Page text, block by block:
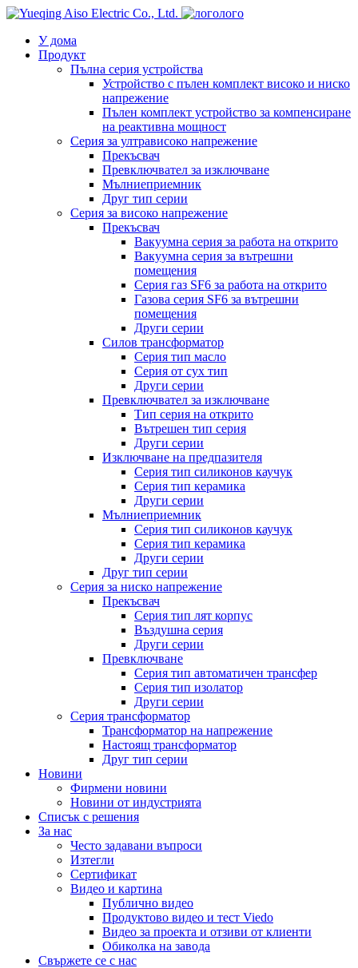
лого
У дома
Продукт
Пълна серия устройства
Устройство с пълен комплект високо и ниско
напрежение
Пълен комплект устройство за компенсиране
на реактивна мощност
Серия за ултрависоко напрежение
Прекъсвач
Превключвател за изключване
Мълниеприемник
Друг тип серии
Серия за високо напрежение
Прекъсвач
Вакуумна серия за работа на открито
Вакуумна серия за вътрешни
помещения
Серия газ SF6 за работа на открито
Газова серия SF6 за вътрешни
помещения
Други серии
Силов трансформатор
Серия тип масло
Серия от сух тип
Други серии
Превключвател за изключване
Тип серия на открито
Вътрешен тип серия
Други серии
Изключване на предпазителя
Серия тип силиконов каучук
Серия тип керамика
Други серии
Мълниеприемник
Серия тип силиконов каучук
Серия тип керамика
Други серии
Друг тип серии
Серия за ниско напрежение
Прекъсвач
Серия тип лят корпус
Въздушна серия
Други серии
Превключване
Серия тип автоматичен трансфер
Серия тип изолатор
Други серии
Серия трансформатор
Трансформатор на напрежение
Настоящ трансформатор
Друг тип серии
Новини
Фирмени новини
Новини от индустрията
Списък с решения
За нас
Често задавани въпроси
Изтегли
Сертификат
Видео и картина
Публично видео
Продуктово видео и тест Viedo
Видео за проекта и отзиви от клиенти
Обиколка на завода
Свържете се с нас